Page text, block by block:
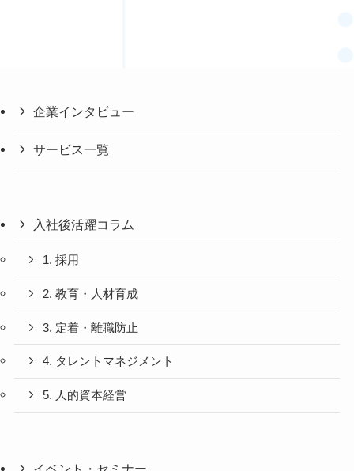
企業インタビュー
サービス一覧
入社後活躍コラム
1. 採用
2. 教育・人材育成
3. 定着・離職防止
4. タレントマネジメント
5. 人的資本経営